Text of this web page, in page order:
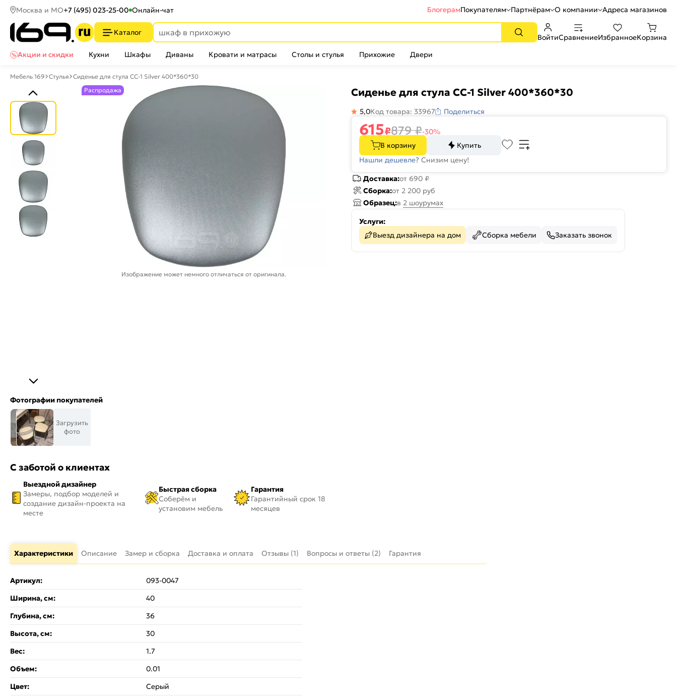
Москва и МО+7 (495) 023-25-00 Онлайн-чат БлогерамПокупателям Партнёрам О компании Адреса магазинов
Каталог
ВойтиСравнениеИзбранноеКорзина
Акции и скидки
Кухни Шкафы Диваны Кровати и матрасы Столы и стулья Прихожие Двери
Мебель 169 Стулья Сиденье для стула СС-1 Silver 400*360*30
Распродажа
Изображение может немного отличаться от оригинала.
Фотографии покупателей
Загрузить
фото
С заботой о клиентах
Выездной дизайнер
Замеры, подбор моделей и
создание дизайн-проекта на
месте
Быстрая сборка
Соберём и
установим мебель
Гарантия
Гарантийный срок 18
месяцев
Сиденье для стула СС-1 Silver 400*360*30
5,0Код товара: 33967 Поделиться
615₽879₽-30%
В корзину
Купить
Нашли дешевле? Снизим цену!
Доставка:от 690 ₽
Сборка:от 2 200 руб
Образец:в 2 шоурумах
Услуги:
Выезд дизайнера на дом
Сборка мебели Заказать звонок
Характеристики Описание Замер и сборка Доставка и оплата Отзывы (1) Вопросы и ответы (2) Гарантия
Артикул:
093-0047
Ширина, см:
40
Глубина, см:
36
Высота, см:
30
Вес:
1.7
Объем:
0.01
Цвет:
Серый